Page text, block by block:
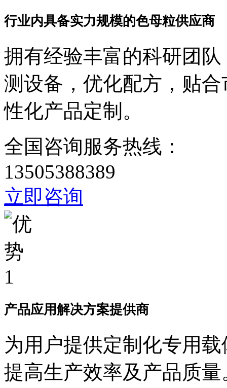
行业内具备实力规模的色母粒供应商
拥有经验丰富的科研团
测设备，优化配方，贴
性化产品定制。
全国咨询服务热线：
13505388389
立即咨询
产品应用解决方案提供商
为用户提供定制化专用
提高生产效率及产品质